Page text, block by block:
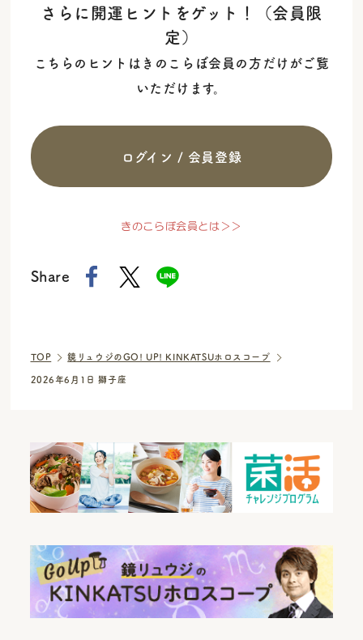
さらに開運ヒントをゲット！（会員限
定）
こちらのヒントはきのこらぼ会員の方だけがご覧
いただけます。
ログイン / 会員登録
きのこらぼ会員とは＞＞
Share
TOP
鏡リュウジのGO! UP! KINKATSUホロスコープ
2026年6月1日 獅子座